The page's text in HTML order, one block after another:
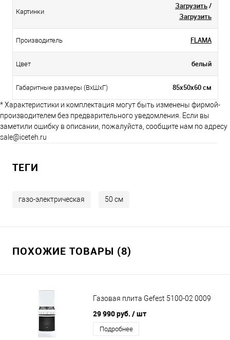
Картинки
Загрузить/
Загрузить
Производитель FLAMA
Цвет белый
Габаритные размеры (ВхШхГ) 85х50х60 см
* Характеристики и комплектация могут быть изменены фирмой-
производителем без предварительного уведомления. Если вы
заметили ошибку в описании, пожалуйста, сообщите нам по адресу
sale@iceteh.ru
ТЕГИ
газо-электрическая 50 см
ПОХОЖИЕ ТОВАРЫ (8)
Газовая плита Gefest 5100-02 0009
29 990 руб. / шт
Подробнее